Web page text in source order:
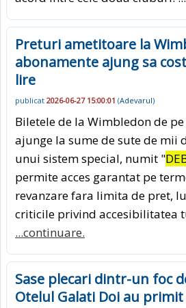
Preturi ametitoare la
abonamente ajung sa
lire
publicat 2026-06-27 15:00:01 (Adevarul)
Biletele de la Wimbledon de
ajunge la sume de sute de mii
unui sistem special, numit "
permite acces garantat pe
revanzare fara limita de pret,
criticile privind accesibilitatea
...continuare.
Sase plecari dintr-un foc
Otelul Galati Doi au